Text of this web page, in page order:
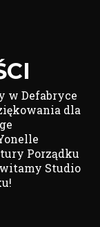
w Defabryce
dla
Porządku
Studio